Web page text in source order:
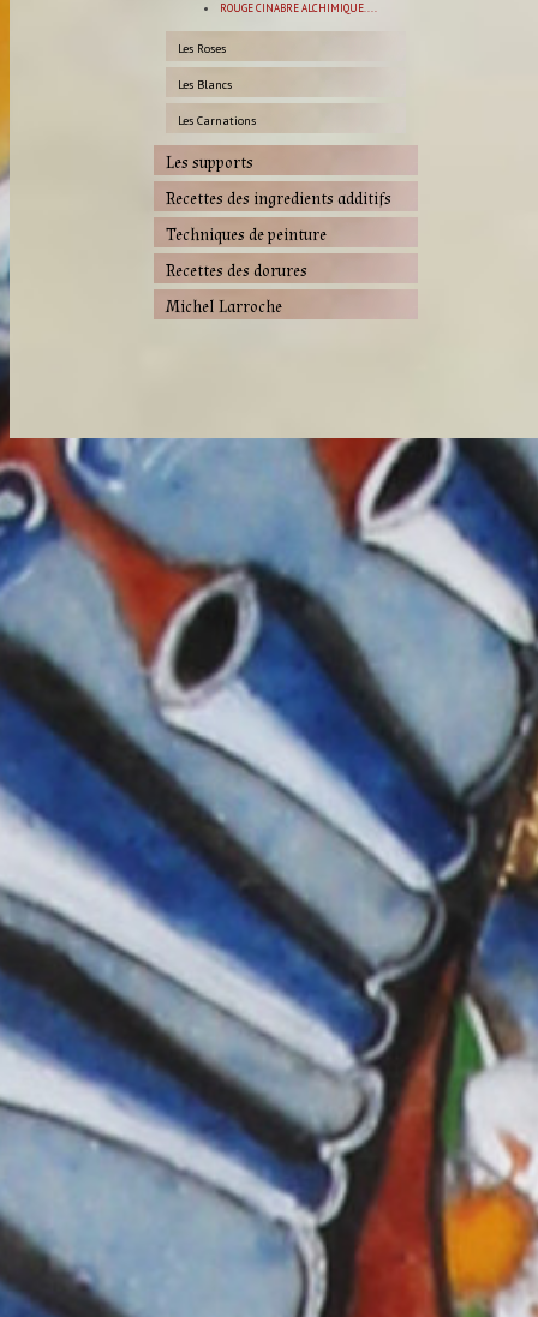
ROUGE CINABRE ALCHIMIQUE. ...
Les Roses
Les Blancs
Les Carnations
Les supports
Recettes des ingredients additifs
Techniques de peinture
Recettes des dorures
Michel Larroche